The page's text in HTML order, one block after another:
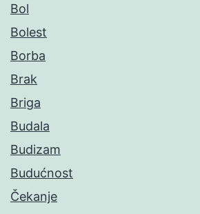
Bol
Bolest
Borba
Brak
Briga
Budala
Budizam
Budućnost
Čekanje